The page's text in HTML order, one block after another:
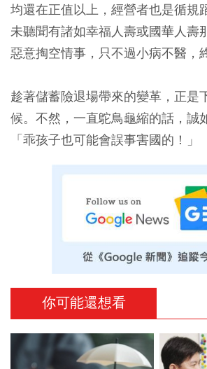
均還在正值以上，經營者也是循規
未聽聞有諸如幸福人壽或國華人壽
惡意掏空情事，只不過小病不醫，
趁著儲蓄險退場帶來的變革，正是
候。不然，一直鴕鳥龜縮的話，誠
「乖孩子也可能會誤事害國的！」
你可能還想看